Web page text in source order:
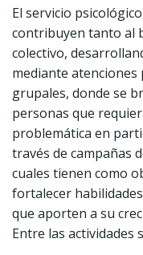
El servicio
contribuyen tanto al
colectivo,
mediante atenciones
grupales, donde se
personas que
problemática en
través de campañas
cuales tienen como
fortalecer
que aporten a su
Entre las actividades